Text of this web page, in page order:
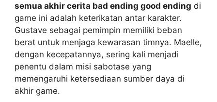
semua akhir cerita bad ending good ending di
game ini adalah keterikatan antar karakter.
Gustave sebagai pemimpin memiliki beban
berat untuk menjaga kewarasan timnya. Maelle,
dengan kecepatannya, sering kali menjadi
penentu dalam misi sabotase yang
memengaruhi ketersediaan sumber daya di
akhir game.